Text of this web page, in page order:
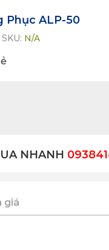
Phục ALP-50
SKU: N/A
NHANH
giá